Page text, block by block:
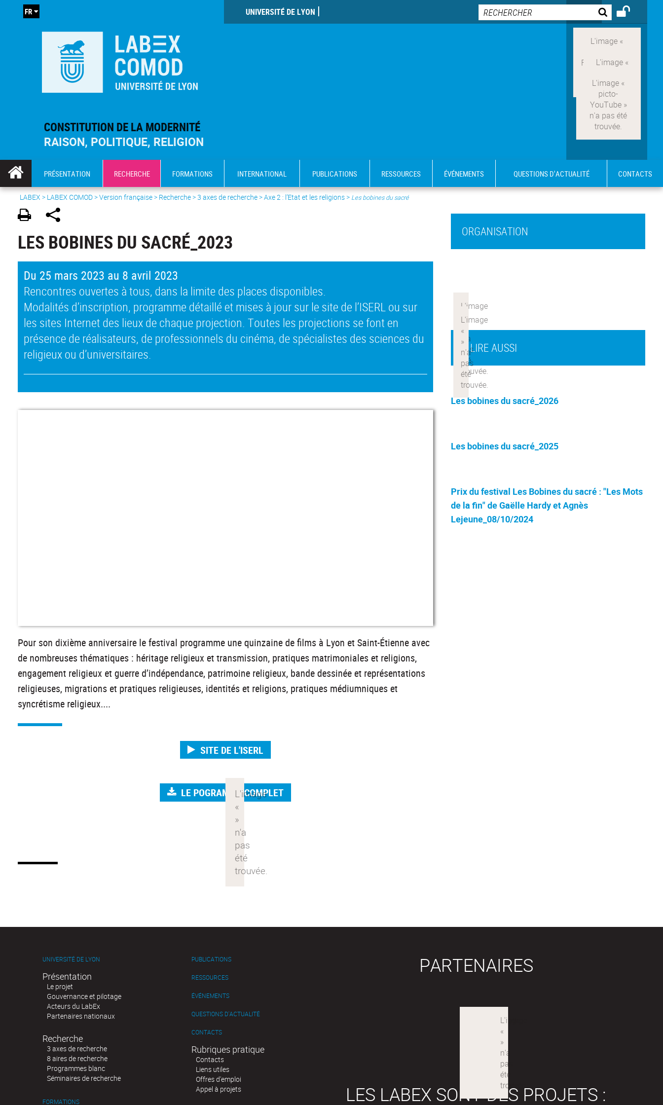
CONSTITUTION DE LA MODERNITÉ
RAISON, POLITIQUE, RELIGION
UNIVERSITÉ DE LYON
FR
PRÉSENTATION RECHERCHE FORMATIONS INTERNATIONAL PUBLICATIONS RESSOURCES ÉVÉNEMENTS QUESTIONS D'ACTUALITÉ CONTACTS
LABEX > LABEX COMOD>Version française> Recherche >3 axes de recherche>Axe 2 : l’Etat et les religions> Les bobines du sacré
LES BOBINES DU SACRÉ_2023
Du 25 mars 2023 au 8 avril 2023
Rencontres ouvertes à tous, dans la limite des places disponibles.
Modalités d’inscription, programme détaillé et mises à jour sur le site de l’ISERL ou sur
les sites Internet des lieux de chaque projection. Toutes les projections se font en
présence de réalisateurs, de professionnels du cinéma, de spécialistes des sciences du
religieux ou d’universitaires.
Pour son dixième anniversaire le festival programme une quinzaine de films à Lyon et Saint-Étienne avec
de nombreuses thématiques : héritage religieux et transmission, pratiques matrimoniales et religions,
engagement religieux et guerre d’indépendance, patrimoine religieux, bande dessinée et représentations
religieuses, migrations et pratiques religieuses, identités et religions, pratiques médiumniques et
syncrétisme religieux....
SITE DE L'ISERL
LE POGRAMME COMPLET
À LIRE AUSSI
Les bobines du sacré_2026
Les bobines du sacré_2025
Prix du festival Les Bobines du sacré : "Les Mots
de la fin" de Gaëlle Hardy et Agnès
Lejeune_08/10/2024
ORGANISATION
UNIVERSITÉ DE LYON
Présentation
Le projet
Gouvernance et pilotage
Acteurs du LabEx
Partenaires nationaux
Recherche
3 axes de recherche
8 aires de recherche
Programmes blanc
Séminaires de recherche
FORMATIONS
PUBLICATIONS
RESSOURCES
ÉVÉNEMENTS
QUESTIONS D'ACTUALITÉ
CONTACTS
Rubriques pratique
Contacts
Liens utiles
Offres d'emploi
Appel à projets
PARTENAIRES
LES LABEX SONT DES PROJETS :